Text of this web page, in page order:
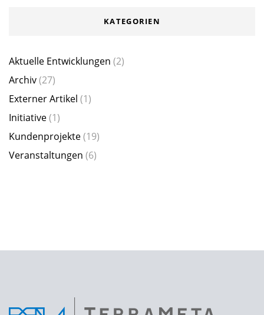
KATEGORIEN
Aktuelle Entwicklungen (2)
Archiv(27)
Externer Artikel (1)
Initiative(1)
Kundenprojekte(19)
Veranstaltungen (6)